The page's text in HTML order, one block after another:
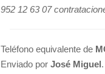
952 12 63 07
Teléfono equivalente de
Enviado por José Miguel.